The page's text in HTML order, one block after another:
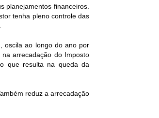
planejamentos financeiros.
tenha pleno controle das
oscila ao longo do ano por
arrecadação do Imposto
que resulta na queda da
reduz a arrecadação